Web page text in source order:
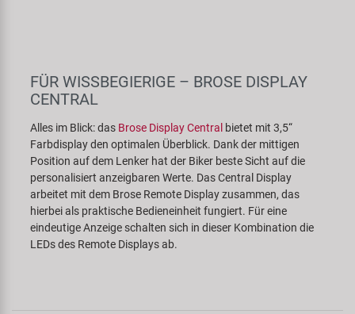
FÜR WISSBEGIERIGE – BROSE DISPLAY
CENTRAL
Alles im Blick: das Brose Display Centralbietet mit 3,5“
Farbdisplay den optimalen Überblick. Dank der mittigen
Position auf dem Lenker hat der Biker beste Sicht auf die
personalisiert anzeigbaren Werte. Das Central Display
arbeitet mit dem Brose Remote Display zusammen, das
hierbei als praktische Bedieneinheit fungiert. Für eine
eindeutige Anzeige schalten sich in dieser Kombination die
LEDs des Remote Displays ab.